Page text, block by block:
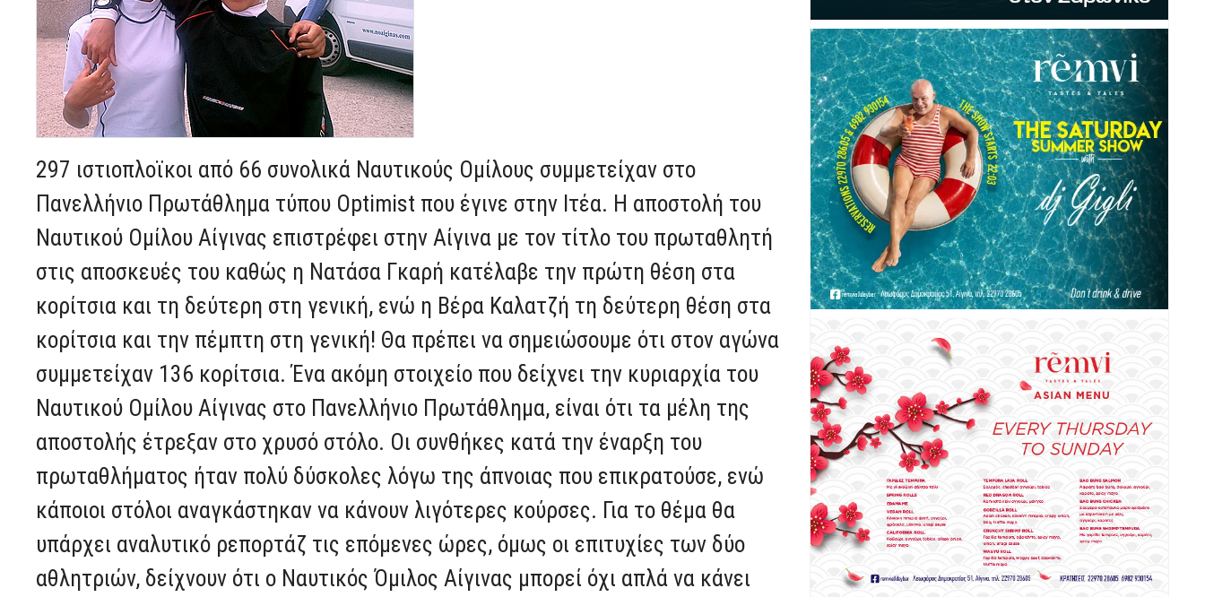
297 ιστιοπλοϊκοι από 66 συνολικά Ναυτικούς Ομίλους συμμετείχαν στο
Πανελλήνιο Πρωτάθλημα τύπου Optimist που έγινε στην Ιτέα. Η αποστολή του
Ναυτικού Ομίλου Αίγινας επιστρέφει στην Αίγινα με τον τίτλο του πρωταθλητή
στις αποσκευές του καθώς η Νατάσα Γκαρή κατέλαβε την πρώτη θέση στα
κορίτσια και τη δεύτερη στη γενική, ενώ η Βέρα Καλατζή τη δεύτερη θέση στα
κορίτσια και την πέμπτη στη γενική! Θα πρέπει να σημειώσουμε ότι στον αγώνα
συμμετείχαν 136 κορίτσια. Ένα ακόμη στοιχείο που δείχνει την κυριαρχία του
Ναυτικού Ομίλου Αίγινας στο Πανελλήνιο Πρωτάθλημα, είναι ότι τα μέλη της
αποστολής έτρεξαν στο χρυσό στόλο. Οι συνθήκες κατά την έναρξη του
πρωταθλήματος ήταν πολύ δύσκολες λόγω της άπνοιας που επικρατούσε, ενώ
κάποιοι στόλοι αναγκάστηκαν να κάνουν λιγότερες κούρσες. Για το θέμα θα
υπάρχει αναλυτικό ρεπορτάζ τις επόμενες ώρες, όμως οι επιτυχίες των δύο
αθλητριών, δείχνουν ότι ο Ναυτικός Όμιλος Αίγινας μπορεί όχι απλά να κάνει